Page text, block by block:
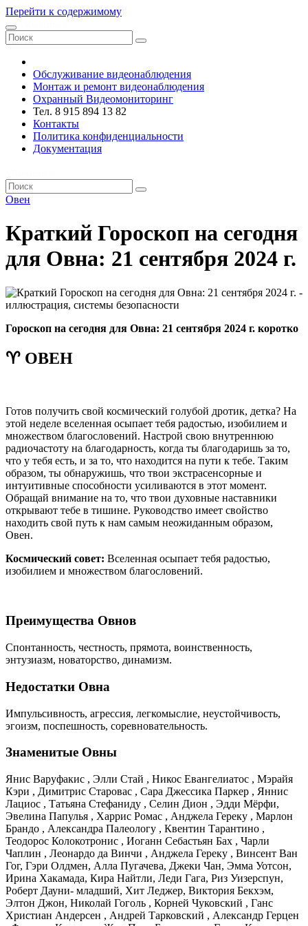
Перейти к содержимому
Обслуживание видеонаблюдения
Монтаж и ремонт видеонаблюдения
Охранный Видеомониторинг
Тел. 8 915 894 13 82
Контакты
Политика конфиденциальности
Документация
Овен
Краткий Гороскоп на сегодня
для Овна: 21 сентября 2024 г.
Гороскоп на сегодня для Овна: 21 сентября 2024 г. коротко
♈ ОВЕН
Готов получить свой космический голубой дротик, детка? На
этой неделе вселенная осыпает тебя радостью, изобилием и
множеством благословений. Настрой свою внутреннюю
радиочастоту на благодарность, когда ты благодаришь за то,
что у тебя есть, и за то, что находится на пути к тебе. Таким
образом, ты обнаружишь, что твои экстрасенсорные и
интуитивные способности усиливаются в этот момент.
Обращай внимание на то, что твои духовные наставники
открывают тебе в тишине. Руководство имеет свойство
находить свой путь к нам самым неожиданным образом,
Овен.
Космический совет: Вселенная осыпает тебя радостью,
изобилием и множеством благословений.
Преимущества Овнов
Спонтанность, честность, прямота, воинственность,
энтузиазм, новаторство, динамизм.
Недостатки Овна
Импульсивность, агрессия, легкомыслие, неустойчивость,
эгоизм, поспешность, соревновательность.
Знаменитые Овны
Янис Варуфакис , Элли Стай , Никос Евангелиатос , Мэрайя
Кэри , Димитрис Старовас , Сара Джессика Паркер , Яннис
Лациос , Татьяна Стефаниду , Селин Дион , Эдди Мёрфи,
Эвелина Папулья , Харрис Ромас , Анджела Гереку , Марлон
Брандо , Александра Палеологу , Квентин Тарантино ,
Теодорос Колокотронис , Иоганн Себастьян Бах , Чарли
Чаплин , Леонардо да Винчи , Анджела Гереку , Винсент Ван
Гог, Гэри Олдмен, Алла Пугачева, Джеки Чан, Эмма Уотсон,
Ирина Хакамада, Кира Найтли, Леди Гага, Риз Уизерспун,
Роберт Дауни- младший, Хит Леджер, Виктория Бекхэм,
Элтон Джон, Николай Гоголь , Корней Чуковский , Ганс
Христиан Андерсен , Андрей Тарковский , Александр Герцен